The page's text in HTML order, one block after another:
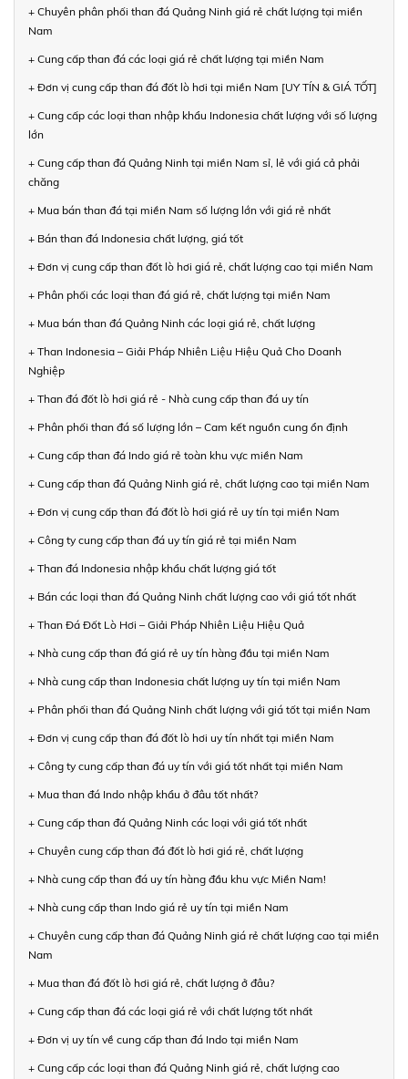
+ Chuyên phân phối than đá Quảng Ninh giá rẻ chất lượng tại miền
Nam
+ Cung cấp than đá các loại giá rẻ chất lượng tại miền Nam
+ Đơn vị cung cấp than đá đốt lò hơi tại miền Nam [UY TÍN & GIÁ TỐT]
+ Cung cấp các loại than nhập khẩu Indonesia chất lượng với số lượng
lớn
+ Cung cấp than đá Quảng Ninh tại miền Nam sỉ, lẻ với giá cả phải
chăng
+ Mua bán than đá tại miền Nam số lượng lớn với giá rẻ nhất
+ Bán than đá Indonesia chất lượng, giá tốt
+ Đơn vị cung cấp than đốt lò hơi giá rẻ, chất lượng cao tại miền Nam
+ Phân phối các loại than đá giá rẻ, chất lượng tại miền Nam
+ Mua bán than đá Quảng Ninh các loại giá rẻ, chất lượng
+ Than Indonesia – Giải Pháp Nhiên Liệu Hiệu Quả Cho Doanh
Nghiệp
+ Than đá đốt lò hơi giá rẻ - Nhà cung cấp than đá uy tín
+ Phân phối than đá số lượng lớn – Cam kết nguồn cung ổn định
+ Cung cấp than đá Indo giá rẻ toàn khu vực miền Nam
+ Cung cấp than đá Quảng Ninh giá rẻ, chất lượng cao tại miền Nam
+ Đơn vị cung cấp than đá đốt lò hơi giá rẻ uy tín tại miền Nam
+ Công ty cung cấp than đá uy tín giá rẻ tại miền Nam
+ Than đá Indonesia nhập khẩu chất lượng giá tốt
+ Bán các loại than đá Quảng Ninh chất lượng cao với giá tốt nhất
+ Than Đá Đốt Lò Hơi – Giải Pháp Nhiên Liệu Hiệu Quả
+ Nhà cung cấp than đá giá rẻ uy tín hàng đầu tại miền Nam
+ Nhà cung cấp than Indonesia chất lượng uy tín tại miền Nam
+ Phân phối than đá Quảng Ninh chất lượng với giá tốt tại miền Nam
+ Đơn vị cung cấp than đá đốt lò hơi uy tín nhất tại miền Nam
+ Công ty cung cấp than đá uy tín với giá tốt nhất tại miền Nam
+ Mua than đá Indo nhập khẩu ở đâu tốt nhất?
+ Cung cấp than đá Quảng Ninh các loại với giá tốt nhất
+ Chuyên cung cấp than đá đốt lò hơi giá rẻ, chất lượng
+ Nhà cung cấp than đá uy tín hàng đầu khu vực Miền Nam!
+ Nhà cung cấp than Indo giá rẻ uy tín tại miền Nam
+ Chuyên cung cấp than đá Quảng Ninh giá rẻ chất lượng cao tại miền
Nam
+ Mua than đá đốt lò hơi giá rẻ, chất lượng ở đâu?
+ Cung cấp than đá các loại giá rẻ với chất lượng tốt nhất
+ Đơn vị uy tín về cung cấp than đá Indo tại miền Nam
+ Cung cấp các loại than đá Quảng Ninh giá rẻ, chất lượng cao